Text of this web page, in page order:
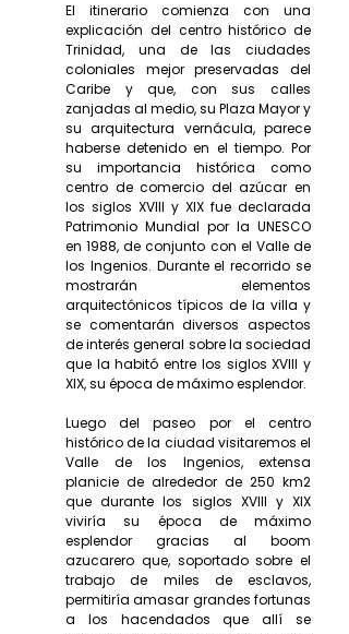
El itinerario comienza con una
explicación del centro histórico de
Trinidad, una de las ciudades
coloniales mejor preservadas del
Caribe y que, con sus calles
zanjadas al medio, su Plaza Mayor y
su arquitectura vernácula, parece
haberse detenido en el tiempo. Por
su importancia histórica como
centro de comercio del azúcar en
los siglos XVIII y XIX fue declarada
Patrimonio Mundial por la UNESCO
en 1988, de conjunto con el Valle de
los Ingenios. Durante el recorrido se
mostrarán elementos
arquitectónicos típicos de la villa y
se comentarán diversos aspectos
de interés general sobre la sociedad
que la habitó entre los siglos XVIII y
XIX, su época de máximo esplendor.
Luego del paseo por el centro
histórico de la ciudad visitaremos el
Valle de los Ingenios, extensa
planicie de alrededor de 250 km2
que durante los siglos XVIII y XIX
viviría su época de máximo
esplendor gracias al boom
azucarero que, soportado sobre el
trabajo de miles de esclavos,
permitiría amasar grandes fortunas
a los hacendados que allí se